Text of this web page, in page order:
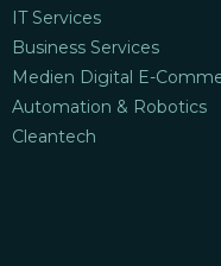
IT Services
Business Services
Medien Digital E-
Automation & Robotics
Cleantech